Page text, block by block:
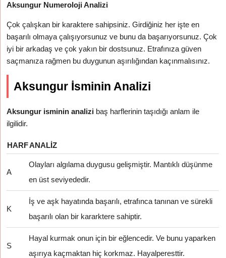
Aksungur Numeroloji Analizi
Çok çalışkan bir karaktere sahipsiniz. Girdiğiniz her işte en
başarılı olmaya çalışıyorsunuz ve bunu da başarıyorsunuz. Çok
iyi bir arkadaş ve çok yakın bir dostsunuz. Etrafınıza güven
saçmanıza rağmen bu duygunun aşırılığından kaçınmalısınız.
Aksungur İsminin Analizi
Aksungur isminin analizi baş harflerinin taşıdığı anlam ile
ilgilidir.
HARFANALIZ
A
Olayları algılama duygusu gelişmiştir. Mantıklı düşünme
en üst seviyededir.
K
İş ve aşk hayatında başarılı, etrafınca tanınan ve sürekli
başarılı olan bir kararktere sahiptir.
S
Hayal kurmak onun için bir eğlencedir. Ve bunu yaparken
aşırıya kaçmaktan hiç korkmaz. Hayalperesttir.